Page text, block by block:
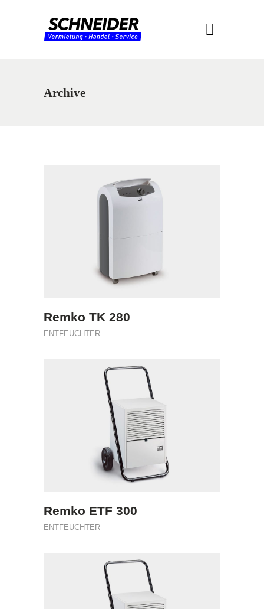
Archive
Remko TK 280
ENTFEUCHTER
Remko ETF 300
ENTFEUCHTER